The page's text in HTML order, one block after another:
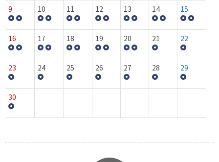
9 10 11 12 13 14 15
16 17 18 19 20 21 22
23 24 25 26 27 28 29
30